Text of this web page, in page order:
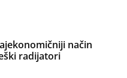
način
radijatori